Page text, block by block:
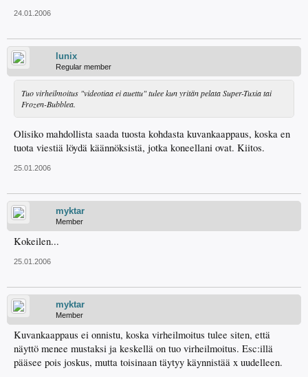
24.01.2006
lunix
Regular member
Tuo virheilmoitus "videotiaa ei auettu" tulee kun yritän pelata Super-Tuxia tai
Frozen-Bubblea.
Olisiko mahdollista saada tuosta kohdasta kuvankaappaus, koska en
tuota viestiä löydä käännöksistä, jotka koneellani ovat. Kiitos.
25.01.2006
myktar
Member
Kokeilen...
25.01.2006
myktar
Member
Kuvankaappaus ei onnistu, koska virheilmoitus tulee siten, että
näyttö menee mustaksi ja keskellä on tuo virheilmoitus. Esc:illä
pääsee pois joskus, mutta toisinaan täytyy käynnistää x uudelleen.